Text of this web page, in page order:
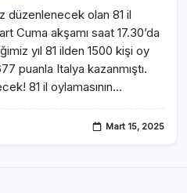
düzenlenecek olan 81 il
Cuma akşamı saat 17.30’da
yıl 81 ilden 1500 kişi oy
puanla Italya kazanmıştı.
81 il oylamasının…
Mart 15, 2025